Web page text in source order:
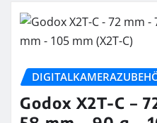
Godox X2T-C –